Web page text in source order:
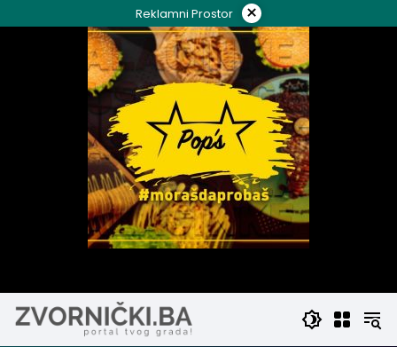
to
Reklamni Prostor ×